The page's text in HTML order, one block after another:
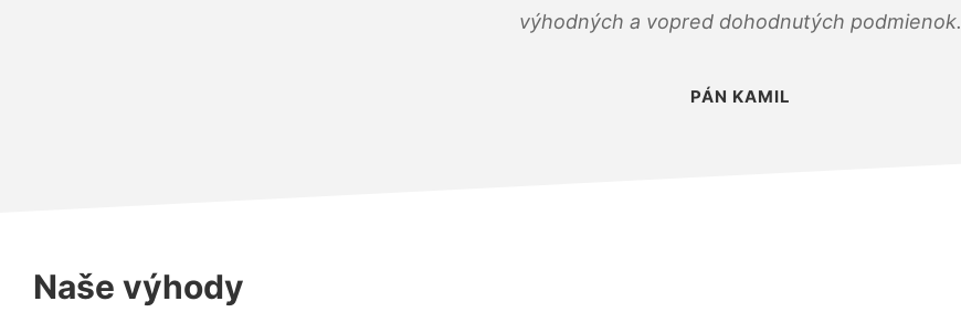
výhodných a vopred dohodnutých podmienok.
PÁN KAMIL
Naše výhody